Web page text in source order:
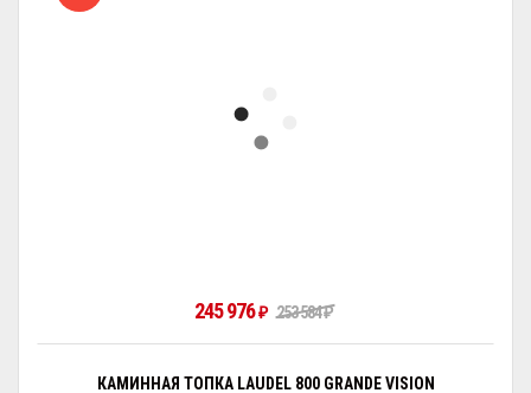
245 976₽ 253 584₽
КАМИННАЯ ТОПКА LAUDEL 800 GRANDE VISION